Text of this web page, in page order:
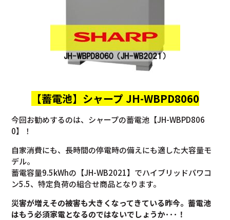
【蓄電池】 シャープ JH-WBPD8060
今回お勧めするのは、シャープの蓄電池【JH-WBPD806
0】！
自家消費にも、長時間の停電時の備えにも適した大容量モ
デル。
蓄電容量9.5kWhの【JH-WB2021】でハイブリッドパワコ
ン5.5、特定負荷の組合せ商品となります。
災害が増えその被害も大きくなってきている昨今。蓄電池
はもう必須家電となるのではないでしょうか･･･！